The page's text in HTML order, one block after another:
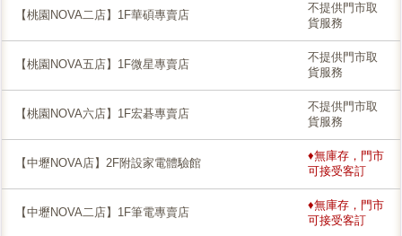
【桃園NOVA二店】1F華碩專賣店
不提供門市取
貨服務
【桃園NOVA五店】1F微星專賣店
不提供門市取
貨服務
【桃園NOVA六店】1F宏碁專賣店
不提供門市取
貨服務
【中壢NOVA店】2F附設家電體驗館
♦無庫存，門市
可接受客訂
【中壢NOVA二店】1F筆電專賣店
♦無庫存，門市
可接受客訂